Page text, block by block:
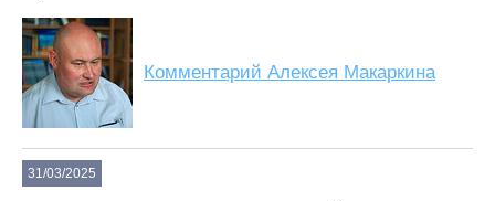
Комментарий Алексея Макаркина
31/03/2025